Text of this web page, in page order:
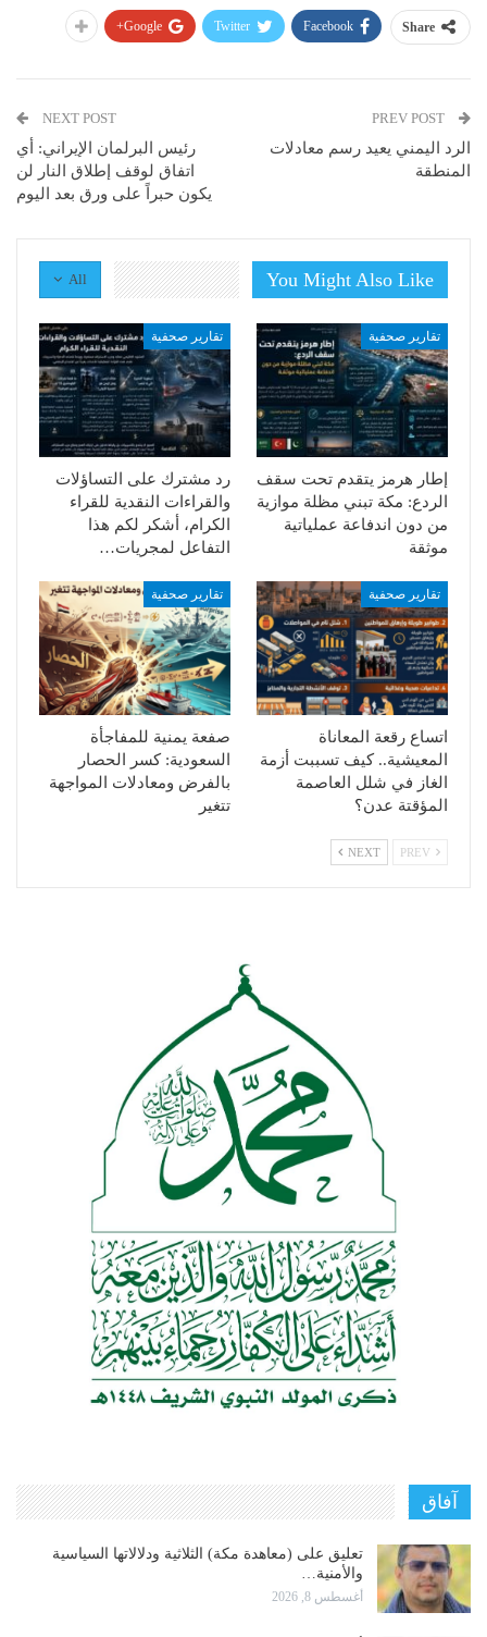
Share
Facebook
Twitter
Google+
الرد اليمني يعيد رسم معادلات
المنطقة
NEXT POST
رئيس البرلمان الإيراني: أي
اتفاق لوقف إطلاق النار لن
يكون حبراً على ورق بعد اليوم
All You Might Also Like
تقارير صحفية
إطار هرمز يتقدم تحت سقف
الردع: مكة تبني مظلة موازية
من دون اندفاعة عملياتية
موثقة
تقارير صحفية
رد مشترك على التساؤلات
والقراءات النقدية للقراء
الكرام، أشكر لكم هذا
التفاعل لمجريات…
تقارير صحفية
اتساع رقعة المعاناة
المعيشية.. كيف تسببت أزمة
الغاز في شلل العاصمة
المؤقتة عدن؟
تقارير صحفية
صفعة يمنية للمفاجأة
السعودية: كسر الحصار
بالفرض ومعادلات المواجهة
تتغير
NEXT
آفاق
تعليق على (معاهدة مكة) الثلاثية ودلالاتها السياسية
والأمنية…
أغسطس 8, 2026